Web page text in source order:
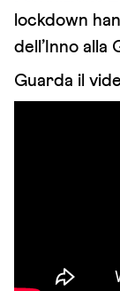
lockdown
dell’Inno alla
Guarda il